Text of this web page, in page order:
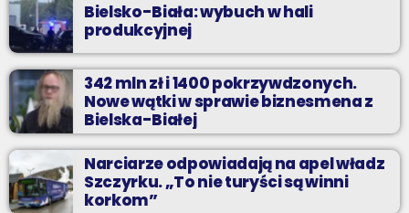
Bielsko-Biała: wybuch w hali
produkcyjnej
342 mln zł i 1400 pokrzywdzonych.
Nowe wątki w sprawie biznesmena z
Bielska-Białej
Narciarze odpowiadają na apel władz
Szczyrku. „To nie turyści są winni
korkom”